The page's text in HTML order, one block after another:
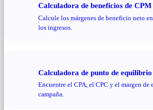
Calculadora de beneficios de CPM
Calcule los márgenes de beneficio neto
los ingresos.
Calculadora de punto de
Encuentre el CPA, el CPC y el margen
campaña.